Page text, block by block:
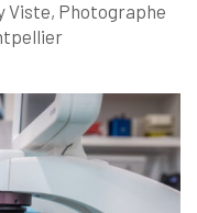
Viste, Photographe
Professionnelle
Email :
montpellier.co